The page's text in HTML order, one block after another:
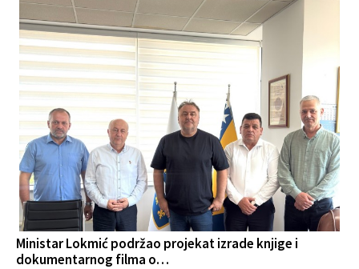
Ministar Lokmić podržao projekat izrade knjige i
dokumentarnog filma o…